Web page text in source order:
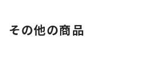
その他の商品